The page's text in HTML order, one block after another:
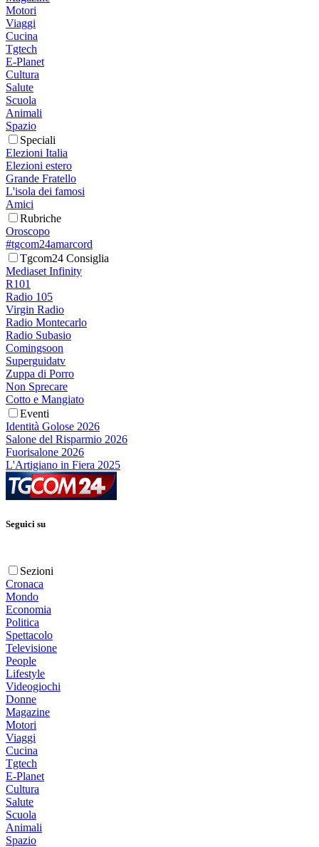
Motori
Viaggi
Cucina
Tgtech
E-Planet
Cultura
Salute
Scuola
Animali
Spazio
Speciali
Elezioni Italia
Elezioni estero
Grande Fratello
L'isola dei famosi
Amici
Rubriche
Oroscopo
#tgcom24amarcord
Tgcom24 Consiglia
Mediaset Infinity
R101
Radio 105
Virgin Radio
Radio Montecarlo
Radio Subasio
Comingsoon
Superguidatv
Zuppa di Porro
Non Sprecare
Cotto e Mangiato
Eventi
Identità Golose 2026
Salone del Risparmio 2026
Fuorisalone 2026
L'Artigiano in Fiera 2025
Seguici su
Sezioni
Cronaca
Mondo
Economia
Politica
Spettacolo
Televisione
People
Lifestyle
Videogiochi
Donne
Magazine
Motori
Viaggi
Cucina
Tgtech
E-Planet
Cultura
Salute
Scuola
Animali
Spazio